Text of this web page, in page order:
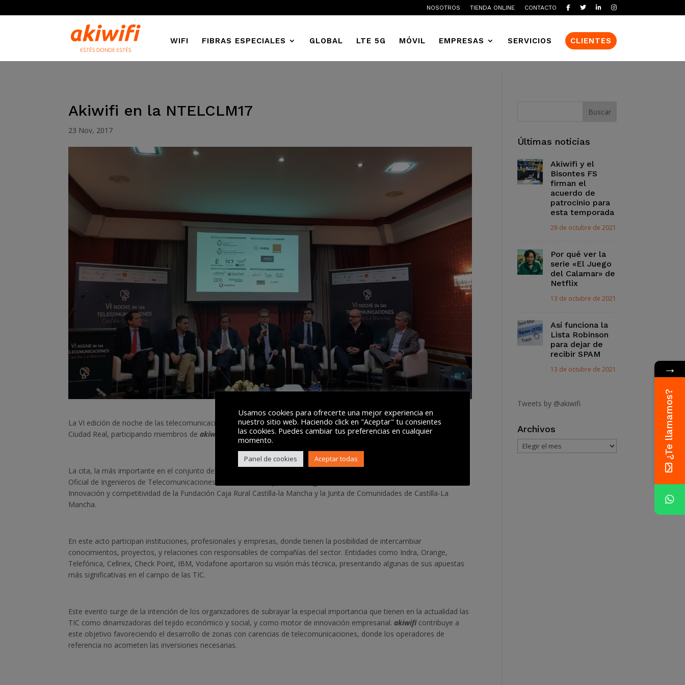
NOSOTROS TIENDA ONLINE CONTACTO
WIFI FIBRAS ESPECIALES GLOBAL LTE 5G MÓVIL EMPRESAS SERVICIOS CLIENTES
Akiwifi en la NTELCLM17
23 Nov, 2017
La VI edición de noche de las telecomunicaciones transcurrió este viernes 17 de noviembre en el hotel Doña Carlota de
Ciudad Real, participando miembros deakiwifi Puertollanoen este destacado evento.
La cita, la más importante en el conjunto del sector de las telecomunicaciones en la región, es organizada por el colegio
Oficial de Ingenieros de Telecomunicaciones, la asociación Española de Ingenieros de Telecomunicación, el Instituto de
Innovación y competitividad de la Fundación Caja Rural Castilla-la Mancha y la Junta de Comunidades de Castilla-La
Mancha.
En este acto participan instituciones, profesionales y empresas, donde tienen la posibilidad de intercambiar
conocimientos, proyectos, y relaciones con responsables de compañías del sector. Entidades como Indra, Orange,
Telefónica, Cellnex, Check Point, IBM, Vodafone aportaron su visión más técnica, presentando algunas de sus apuestas
más significativas en el campo de las TIC.
Este evento surge de la intención de los organizadores de subrayar la especial importancia que tienen en la actualidad las
TIC como dinamizadoras del tejido económico y social, y como motor de innovación empresarial.akiwificontribuye a
este objetivo favoreciendo el desarrollo de zonas con carencias de telecomunicaciones, donde los operadores de
referencia no acometen las inversiones necesarias.
Últimas noticias
Akiwifi y el
Bisontes FS
firman el
acuerdo de
patrocinio para
esta temporada
28 de octubre de 2021
Por qué ver la
serie «El Juego
del Calamar» de
Netflix
13 de octubre de 2021
Así funciona la
Lista Robinson
para dejar de
recibir SPAM
13 de octubre de 2021
Tweets by @akiwifi
Archivos
Archivos
Usamos cookies para ofrecerte una mejor experiencia en
nuestro sitio web. Haciendo click en "Aceptar" tu consientes
las cookies. Puedes cambiar tus preferencias en cualquier
momento.
Panel de cookies Aceptar todas
→
¿Te llamamos?